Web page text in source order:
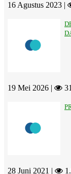
16 Agustus 2023 |
19 Mei 2026 |
28 Juni 2021 |